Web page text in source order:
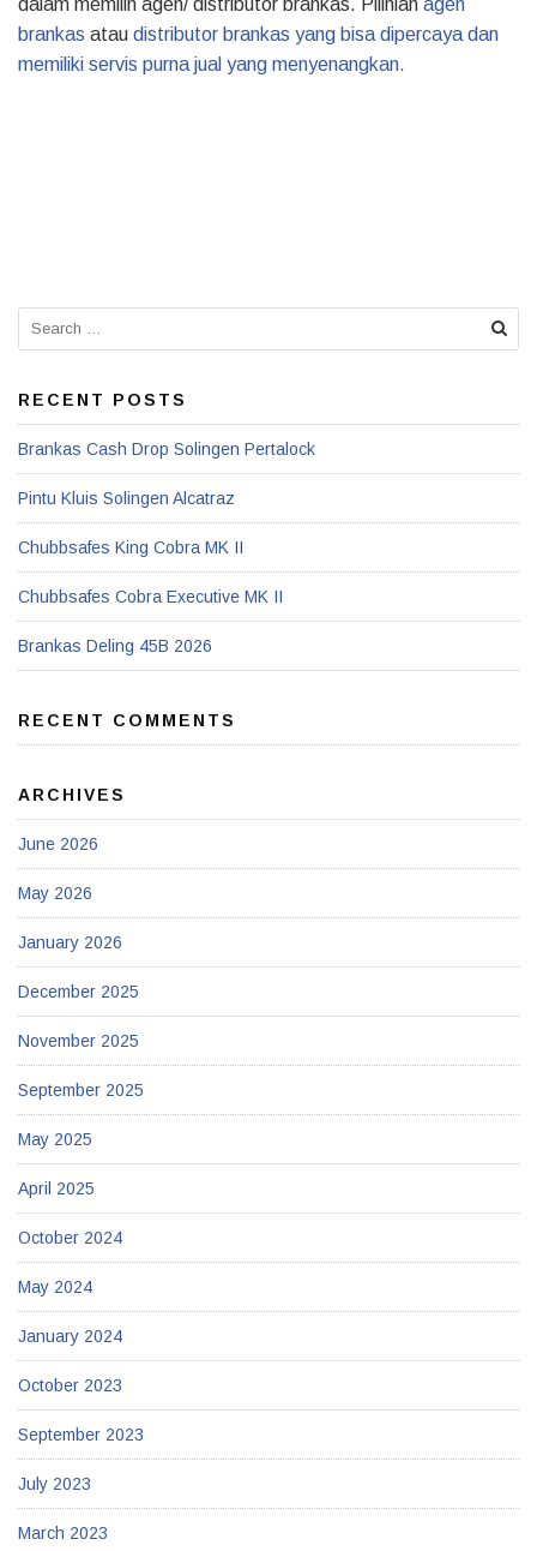
brankas atau distributor brankas yang bisa dipercaya dan
memiliki servis purna jual yang menyenangkan.
Search
for:
RECENT POSTS
Brankas Cash Drop Solingen Pertalock
Pintu Kluis Solingen Alcatraz
Chubbsafes King Cobra MK II
Chubbsafes Cobra Executive MK II
Brankas Deling 45B 2026
RECENT COMMENTS
ARCHIVES
June 2026
May 2026
January 2026
December 2025
November 2025
September 2025
May 2025
April 2025
October 2024
May 2024
January 2024
October 2023
September 2023
July 2023
March 2023